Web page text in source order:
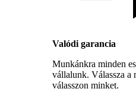
Valódi garancia
Munkánkra minden
vállalunk. Válassza a
válasszon minket.